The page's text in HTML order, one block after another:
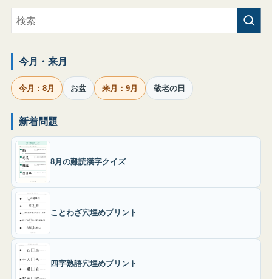
今月・来月
今月：8月 お盆 来月：9月 敬老の日
新着問題
8月の難読漢字クイズ
ことわざ穴埋めプリント
四字熟語穴埋めプリント